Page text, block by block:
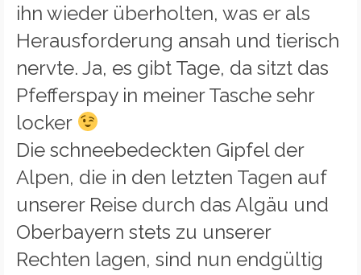
ihn wieder überholten, was er als
Herausforderung ansah und tierisch
nervte. Ja, es gibt Tage, da sitzt das
Pfefferspay in meiner Tasche sehr
locker
Die schneebedeckten Gipfel der
Alpen, die in den letzten Tagen auf
unserer Reise durch das Algäu und
Oberbayern stets zu unserer
Rechten lagen, sind nun endgültig